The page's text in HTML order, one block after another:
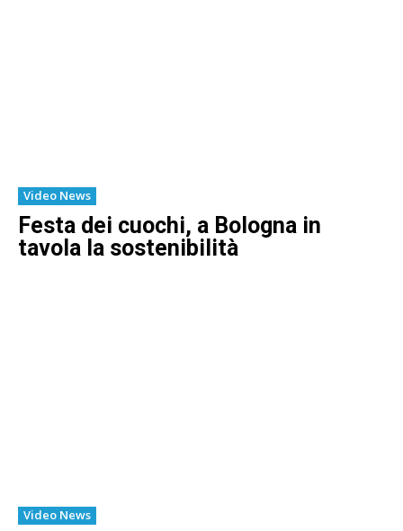
Video News
Festa dei cuochi, a Bologna in
tavola la sostenibilità
Video News